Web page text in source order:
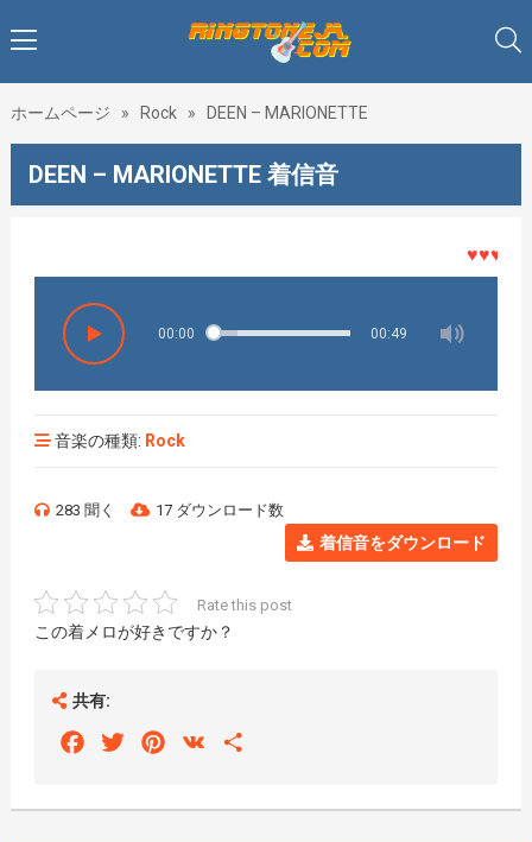
ホームページ » Rock » DEEN – MARIONETTE
DEEN – MARIONETTE 着信音
♥♥♥着メ
00:00 00:49
音楽の種類: Rock
283 聞く 17 ダウンロード数
着信音をダウンロード
Rate this post
この着メロが好きですか？
共有:
FacebookTwitterPinterest
VK